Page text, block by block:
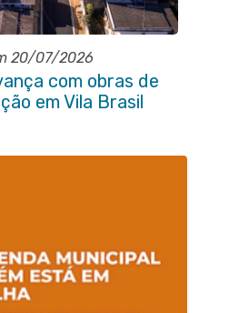
20/07/2026
com obras de
em Vila Brasil